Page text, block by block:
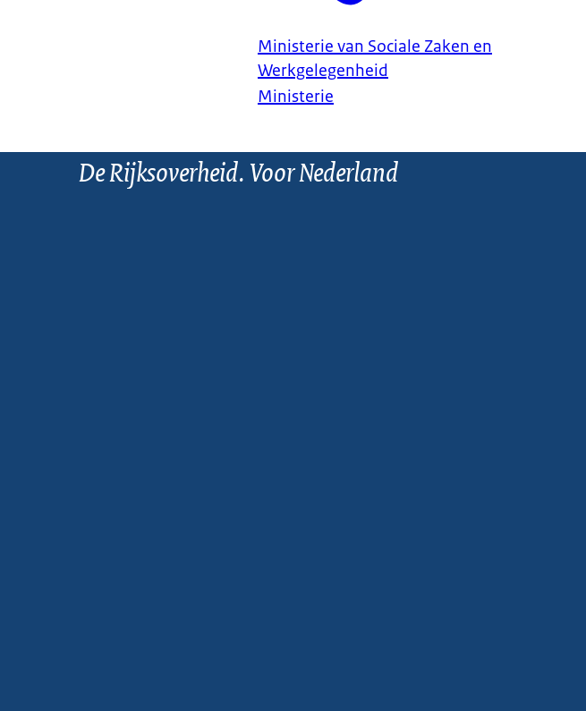
Ministerie van Sociale Zaken en
Werkgelegenheid
Ministerie
De Rijksoverheid. Voor Nederland